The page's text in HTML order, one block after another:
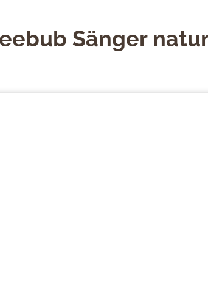
Sänger